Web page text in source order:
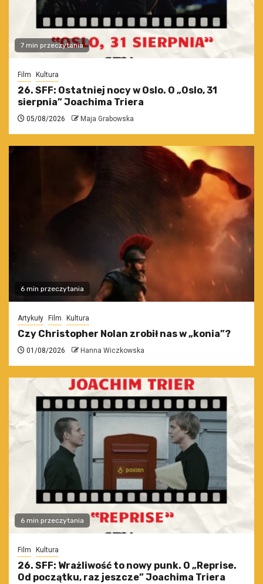
7 min przeczytania
Film Kultura
26. SFF: Ostatniej nocy w Oslo. O „Oslo, 31
sierpnia” Joachima Triera
05/08/2026 Maja Grabowska
6 min przeczytania
Artykuły Film Kultura
Czy Christopher Nolan zrobił nas w „konia”?
01/08/2026 Hanna Wiczkowska
6 min przeczytania
Film Kultura
26. SFF: Wrażliwość to nowy punk. O „Reprise.
Od początku, raz jeszcze” Joachima Triera